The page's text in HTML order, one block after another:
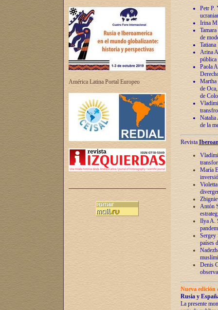
América Latina Portal Europeo
Petr P.
Irina
de
Arina
pública
Paola
Martha
de
de
Natalia
de la
Revista
María
Antón
Ilya A.
Sergey
países
Denis
Nueva
Rusia y
La presente